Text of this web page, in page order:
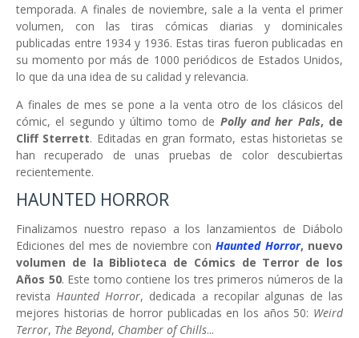
temporada. A finales de noviembre, sale a la venta el primer
volumen, con las tiras cómicas diarias y dominicales
publicadas entre 1934 y 1936. Estas tiras fueron publicadas en
su momento por más de 1000 periódicos de Estados Unidos,
lo que da una idea de su calidad y relevancia.
A finales de mes se pone a la venta otro de los clásicos del
cómic, el segundo y último tomo de Polly and her Pals, de
Cliff Sterrett. Editadas en gran formato, estas historietas se
han recuperado de unas pruebas de color descubiertas
recientemente.
HAUNTED HORROR
Finalizamos nuestro repaso a los lanzamientos de Diábolo
Ediciones del mes de noviembre conHaunted Horror, nuevo
volumen de la Biblioteca de Cómics de Terror de los
Años 50. Este tomo contiene los tres primeros números de la
revistaHaunted Horror, dedicada a recopilar algunas de las
mejores historias de horror publicadas en los años 50: Weird
Terror, The Beyond, Chamber of Chills...